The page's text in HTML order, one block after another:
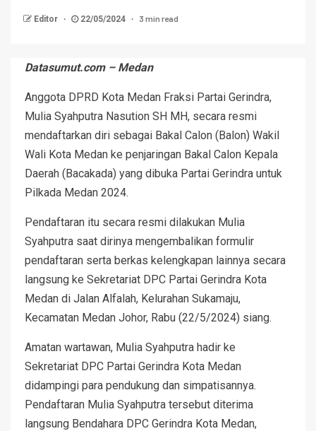
Editor 22/05/2024 3 min read
Datasumut.com – Medan
Anggota DPRD Kota Medan Fraksi Partai Gerindra,
Mulia Syahputra Nasution SH MH, secara resmi
mendaftarkan diri sebagai Bakal Calon (Balon) Wakil
Wali Kota Medan ke penjaringan Bakal Calon Kepala
Daerah (Bacakada) yang dibuka Partai Gerindra untuk
Pilkada Medan 2024.
Pendaftaran itu secara resmi dilakukan Mulia
Syahputra saat dirinya mengembalikan formulir
pendaftaran serta berkas kelengkapan lainnya secara
langsung ke Sekretariat DPC Partai Gerindra Kota
Medan di Jalan Alfalah, Kelurahan Sukamaju,
Kecamatan Medan Johor, Rabu (22/5/2024) siang.
Amatan wartawan, Mulia Syahputra hadir ke
Sekretariat DPC Partai Gerindra Kota Medan
didampingi para pendukung dan simpatisannya.
Pendaftaran Mulia Syahputra tersebut diterima
langsung Bendahara DPC Gerindra Kota Medan,